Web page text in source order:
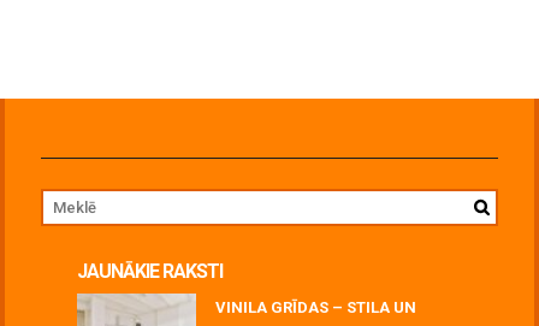
JAUNĀKIE RAKSTI
VINILA GRĪDAS – STILA UN